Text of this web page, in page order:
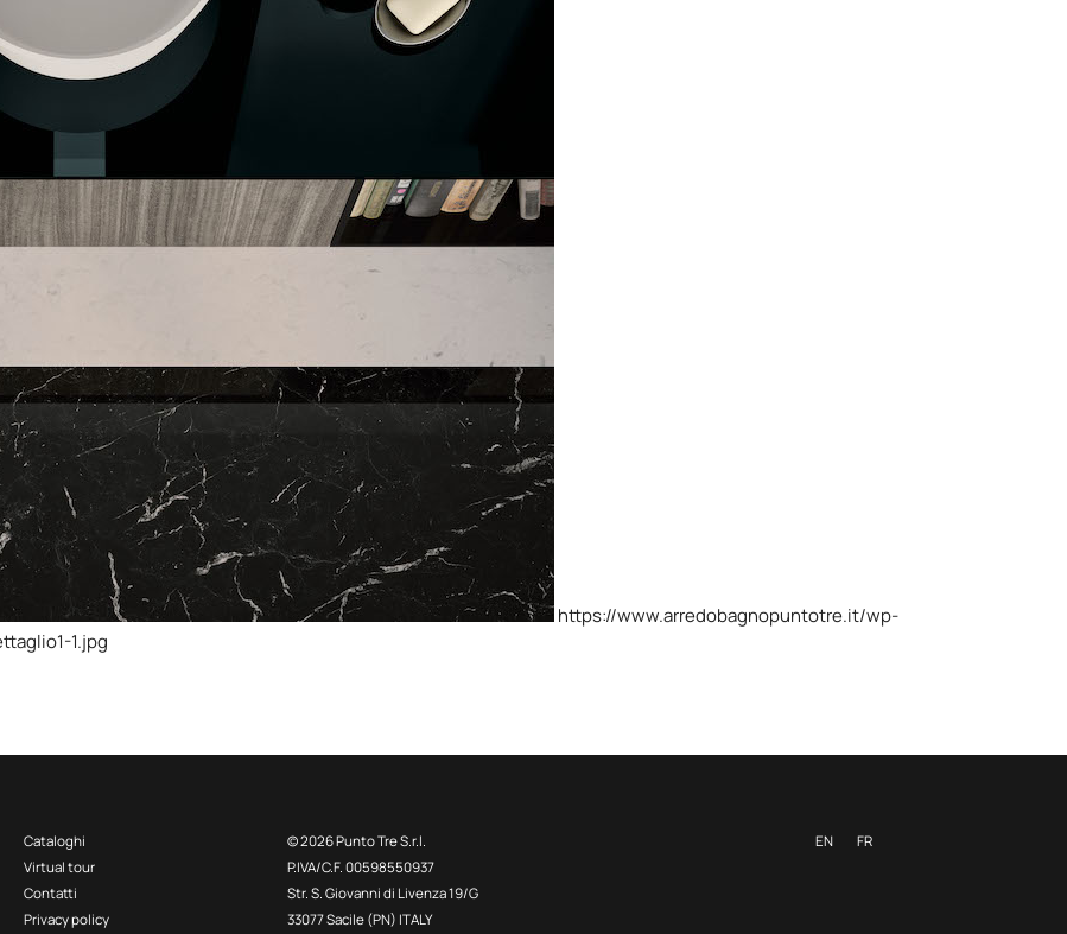
https://www.arredobagnopuntotre.it/wp-
1.jpg
Cataloghi
Virtual tour
Contatti
Privacy policy
© 2026 Punto Tre S.r.l.
P.IVA/C.F. 00598550937
Str. S. Giovanni di Livenza 19/G
33077 Sacile (PN) ITALY
EN FR